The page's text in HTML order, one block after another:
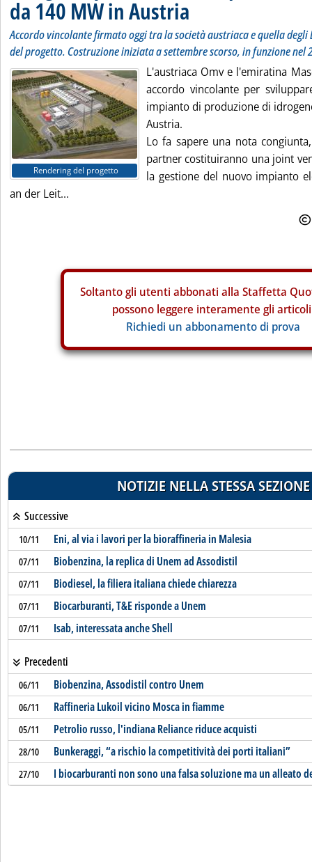
da 140 MW in Austria
Accordo vincolante firmato oggi tra la società austriaca e quella
del progetto. Costruzione iniziata a settembre scorso, in funzione nel
Rendering del progetto
L'austriaca Omv e l'emiratina
accordo vincolante per
impianto di produzione di
Austria.
Lo fa sapere una nota
partner costituiranno una joint
la gestione del nuovo impianto
an der Leit...
Soltanto gli utenti abbonati alla Staffetta
possono leggere interamente gli
Richiedi un abbonamento di prova
NOTIZIE NELLA STESSA SEZIONE
Successive
10/11 Eni, al via i lavori per la bioraffineria in Malesia
07/11 Biobenzina, la replica di Unem ad Assodistil
07/11 Biodiesel, la filiera italiana chiede chiarezza
07/11 Biocarburanti, T&E risponde a Unem
07/11 Isab, interessata anche Shell
Precedenti
06/11 Biobenzina, Assodistil contro Unem
06/11 Raffineria Lukoil vicino Mosca in fiamme
05/11 Petrolio russo, l'indiana Reliance riduce acquisti
28/10 Bunkeraggi, “a rischio la competitività dei porti italiani”
27/10 I biocarburanti non sono una falsa soluzione ma un alleato